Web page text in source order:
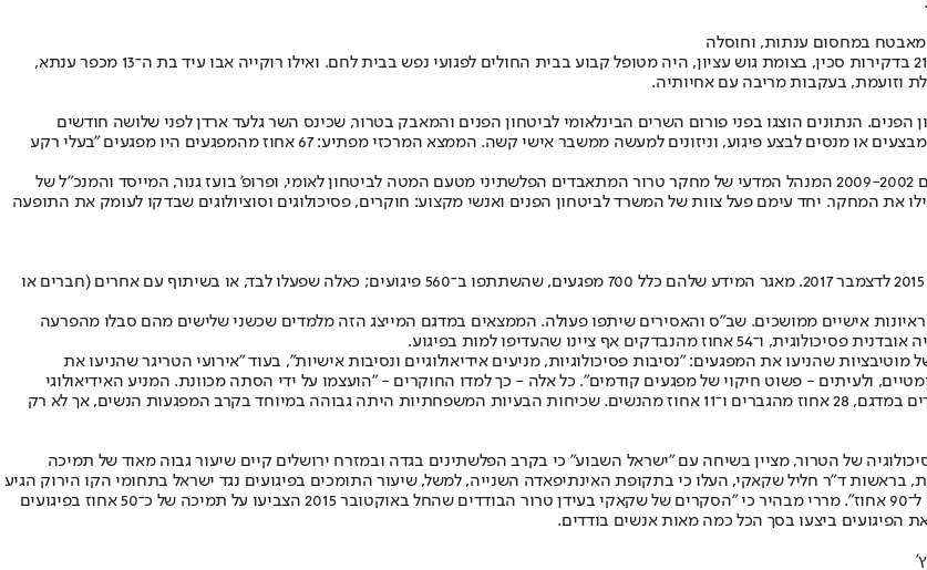
גם עיסאם ת'וואבתה, בן 34 מבית פאג'ר, שרצח בנובמבר 2015 את הדר בוכריס בת ה־21 בדקירות סכין, בצומת גוש עציון, היה מטופל קבוע בבית החולים לפגועי נפש בבית לחם. ואילו רוקייה אבו עיד בת ה־13 מכפר ענתא,
הנתונים הוצגו בפני פורום השרים הבינלאומי לביטחון הפנים והמאבק בטרור, שכינס השר גלעד ארדן לפני שלושה חודשים
בירושלים. הם מלמדים עד כמה רחבה ונפוצה תופעת המפגעים המצוקתיים - אלה שמבצעים או מנסים לבצע פיגוע, וניזונים למעשה ממשבר אישי קשה. הממצא המרכזי מפתיע: 67 אחוז מהמפגעים היו מפגעים "בעלי רקע
שני חוקרים, מהבקיאים בעולם בתחומם, הפסיכולוג פרופ' אריאל מררי, ששימש בשנים 2009-2002 המנהל המדעי של מחקר טרור המתאבדים הפלשתיני מטעם המטה לביטחון לאומי, ופרופ' בועז גנור, המייסד והמנכ"ל של
את המחקר. יחד עימם פעל צוות של המשרד לביטחון הפנים ואנשי מקצוע: חוקרים, פסיכולוגים וסוציולוגים שבדקו לעומק את התופעה
עבודת החוקרים התייחסה לגלי הפיגועים שפקדו את ישראל בתקופה שבין אוקטובר 2015 לדצמבר 2017. מאגר המידע שלהם כלל 700 מפגעים, שהשתתפו ב־560 פיגועים; כאלה שפעלו לבד, או בשיתוף עם אחרים (חברים או
שאלונים ועברו ראיונות אישיים ממושכים. שב"ס והאסירים שיתפו פעולה. הממצאים במדגם המייצג הזה מלמדים שכשני שלישים מהם סבלו מהפרעה
אף ציינו שהעדיפו למות בפיגוע.
שהניעו את המפגעים: "נסיבות פסיכולוגיות, מניעים אידיאולוגיים ונסיבות אישיות", בעוד "אירועי הטריגר שהניעו את
ולעיתים - פשוט חיקוי של מפגעים קודמים". כל אלה - כך למדו החוקרים - "הועצמו על ידי הסתה מכוונת. המניע האידיאולוגי
(לאומני ודתי) נמצא כמשפיע על קבלת ההחלטה לרצוח יהודים, בקרב 60 אחוז מהנערים במדגם, 28 אחוז מהגברים ו־11 אחוז מהנשים. שכיחות הבעיות המשפחתיות היתה גבוהה במיוחד בקרב המפגעות הנשים, אך לא רק
של הטרור, מציין בשיחה עם "ישראל השבוע" כי בקרב הפלשתינים בגדה ובמזרח ירושלים קיים שיעור גבוה מאוד של תמיכה
בראשות ד"ר חליל שקאקי, העלו כי בתקופת האינתיפאדה השנייה, למשל, שיעור התומכים בפיגועים נגד ישראל בתחומי הקו הירוק הגיע
ל־70 אחוז, ושיעור התומכים בפיגועים נגד ישראל מעבר לקו הירוק או נגד חיילים נשק ל־90 אחוז". מררי מבהיר כי "הסקרים של שקאקי בעידן טרור הבודדים שהחל באוקטובר 2015 הצביעו על תמיכה של כ־50 אחוז בפיגועים
הפיגועים ביצעו בסך הכל כמה מאות אנשים בודדים.